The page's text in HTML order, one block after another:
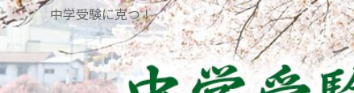
中学受験に克つ！